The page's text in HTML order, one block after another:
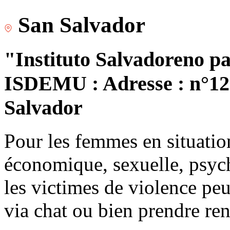
San Salvador
"Instituto Salvadoreno
ISDEMU : Adresse :
Salvador
Pour les femmes en
économique, sexuelle,
les victimes de violence
via chat ou bien prendre